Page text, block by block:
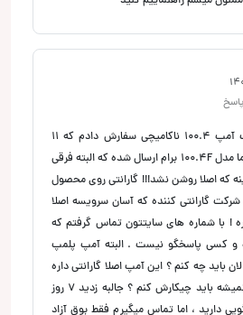
پاسخ
سلام . خسته نباشید یک آمپ 100.4 ناکامیچی سفارش دادم که ۱۱
فروردین به دستم رسید ،اما مدل ۱۰0.4F برام ارسال شده که البته فرقی
که اصلا روشن نشد!!! گارانتی روی محصول
۱۴۰۴ داره ، شرکت گارانتی کننده که آسان سرویسه اصلا
! با شماره های سایتتون تماس گرفتم که
و کسی پاسخگو نیست . البته آمپ پلمپ
باید چه کنم ؟ این آمپ اصلا گارانتی داره
؟ اگه نداره وقتی روشن نمیشه باید چیکارش کنم ؟ جالبه زدید ۷ روز
پاسخگویی دارید ، اما تماس میگیرم فقط بوق آزاد